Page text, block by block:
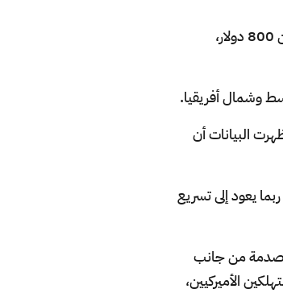
كما شكّل إلغاء الإعفاء الجمركي على الطرود الإلكترونية الواردة من الصين والتي تقل قيمتها عن 800 دولار،
وشمال أفريقيا.
نيسان، فيما أظهرت البيانات أن
يعود إلى تسريع
«صدمة من جانب
الأميركيين،